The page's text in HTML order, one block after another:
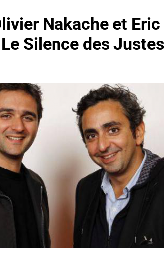
Nakache et
Silence des Justes